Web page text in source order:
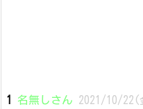
1 名無しさん 2021/10/22(